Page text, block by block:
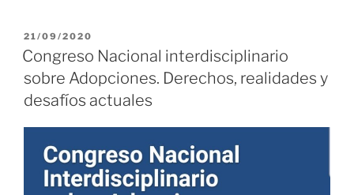
PUBLICADO
EL
21/09/2020
Congreso Nacional interdisciplinario
sobre Adopciones. Derechos, realidades y
desafíos actuales